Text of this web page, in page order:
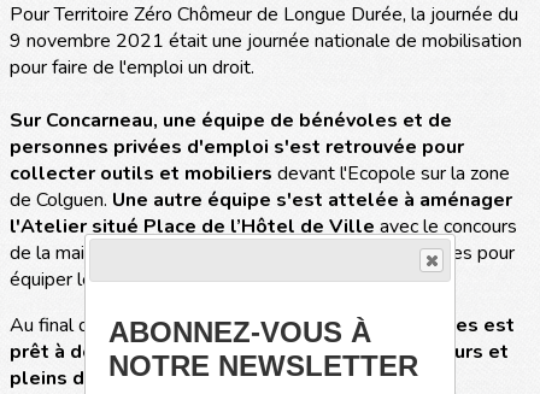
Pour Territoire Zéro Chômeur de Longue Durée, la journée du
9 novembre 2021 était une journée nationale de mobilisation
pour faire de l'emploi un droit.
Sur Concarneau, une équipe de bénévoles et de
personnes privées d'emploi s'est retrouvée pour
collecter outils et mobiliers devant l'Ecopole sur la zone
de Colguen. Une autre équipe s'est attelée à aménager
l'Atelier situé Place de l’Hôtel de Villeavec le concours
de la mairie de Concarneau qui a fourni tables et chaises pour
équiper les locaux.
Au final de cette journée,l’Atelier des Travaux Utiles est
prêt à démarreravec del'outillage, des ordinateurs et
pleins de bonnes idées.
ABONNEZ-VOUS À
NOTRE NEWSLETTER